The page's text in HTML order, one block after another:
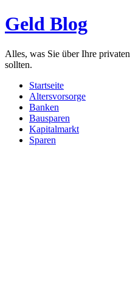
Geld Blog
Alles, was Sie über Ihre
sollten.
Startseite
Altersvorsorge
Banken
Bausparen
Kapitalmarkt
Sparen